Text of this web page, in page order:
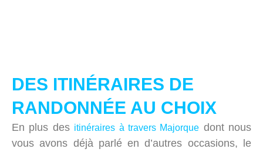
DES ITINÉRAIRES DE
RANDONNÉE AU CHOIX
En plus des itinéraires à travers Majorque dont nous
vous avons déjà parlé en d’autres occasions, le